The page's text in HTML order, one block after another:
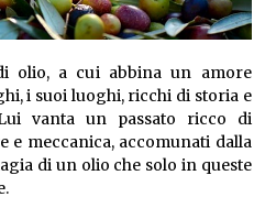
olio, a cui abbina un amore
i suoi luoghi, ricchi di storia e
vanta un passato ricco di
e meccanica, accomunati dalla
di un olio che solo in queste